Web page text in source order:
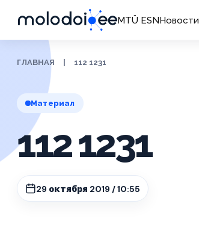
MTÜ ESNНовости
ГЛАВНАЯ 112 1231
Материал
112 1231
29 октября 2019 / 10:55